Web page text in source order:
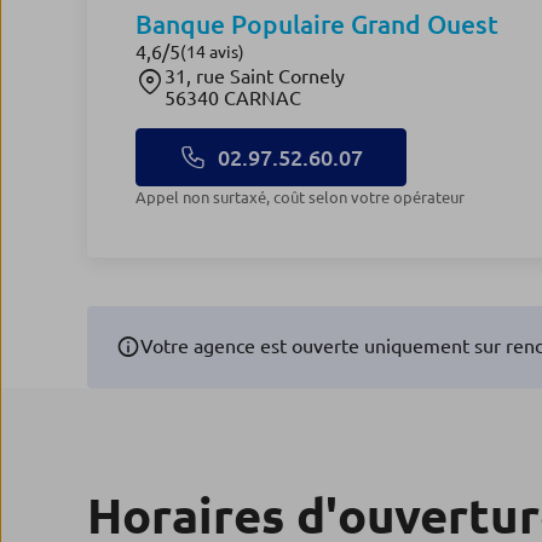
Banque Populaire Grand Ouest
4,6/5Note de 4.6 sur 5
(14 avis)
31, rue Saint Cornely
56340 CARNAC
02.97.52.60.07
Appel non surtaxé, coût selon votre opérateur
Votre agence est ouverte uniquement sur
Horaires